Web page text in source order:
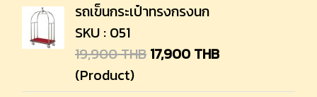
รถเข็นกระเป๋าทรงกรงนก
SKU : 051
19,900 THB 17,900 THB
(Product)